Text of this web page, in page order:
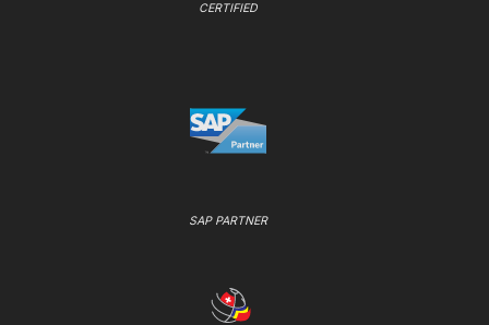
CERTIFIED
SAP PARTNER